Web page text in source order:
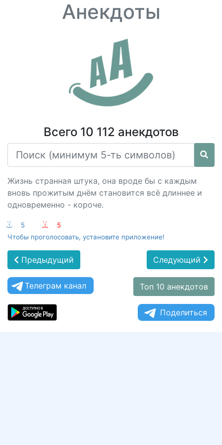
Анекдоты
Всего 10 112 анекдотов
Жизнь странная штука, она вроде бы с каждым
вновь прожитым днём становится всё длиннее и
одновременно - короче.
:-) 5 :-(
5
Чтобы проголосовать, установите приложение!
Предыдущий Следующий
Телеграм канал Топ 10 анекдотов
Поделиться